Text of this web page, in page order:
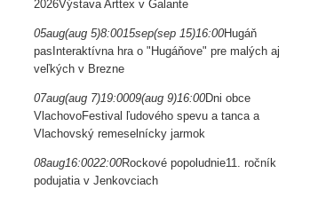
2026Výstava Arttex v Galante
05aug(aug 5)8:0015sep(sep 15)16:00Hugáň
pas Interaktívna hra o "Hugáňove" pre malých aj
veľkých v Brezne
07aug(aug 7)19:0009(aug 9)16:00Dni obce
VlachovoFestival ľudového spevu a tanca a
Vlachovský remeselnícky jarmok
08aug16:0022:00Rockové popoludnie11. ročník
podujatia v Jenkovciach